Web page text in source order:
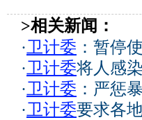
>相关新闻：
·卫计委 ：暂停
·卫计委将人感
·卫计委 ：严惩
·卫计委要求各